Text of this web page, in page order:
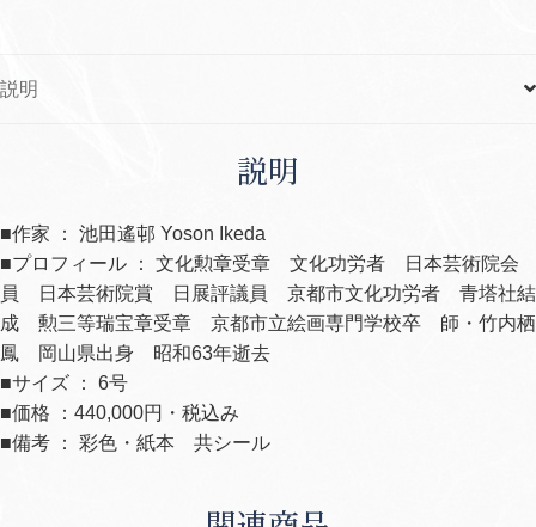
説明
説明
■作家 ： 池田遙邨 Yoson Ikeda
■プロフィール ： 文化勲章受章 文化功労者 日本芸術院会
員 日本芸術院賞 日展評議員 京都市文化功労者 青塔社結
成 勲三等瑞宝章受章 京都市立絵画専門学校卒 師・竹内栖
鳳 岡山県出身 昭和63年逝去
■サイズ ： 6号
■価格 ：440,000円・税込み
■備考 ： 彩色・紙本 共シール